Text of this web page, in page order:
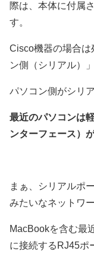
際は、本体に付属
す。
Cisco機器の場合は
ン側（シリアル）
パソコン側がシリ
最近のパソコンは
ンターフェース）
まぁ、シリアルポ
みたいなネットワ
MacBookを含む最
に接続するRJ45ポ